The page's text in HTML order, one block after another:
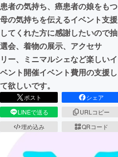
患者の気持ち、癌患者の娘をもつ
母の気持ちを伝えるイベント支援
してくれた方に感謝したいので抽
選会、着物の展示、アクセサ
リー、ミニマルシェなど楽しいイ
ベント開催イベント費用の支援し
て欲しいです。
ポスト
シェア
LINEで送る
URLコピー
埋め込み
QRコード